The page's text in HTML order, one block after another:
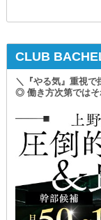
「いきなり入社
そんな方は
まずお試しで働い
実際に確認したう
納得して入社を決
体験入社時の給与
勤務したその日の
成果を受け取れ
【ミュウミュウ】
まずは自分にピ
－－－－－－－
…～集客率バツグ
当店はエリアでも
土地柄オシャレな
毎日多くのお客様
「長期間活躍でき
「不安定さとは無
そんな方は、ぜ
安定してお仕事
…～初月から高収
CLUB
＼『やる気』重視で
◎ 働き方次第ではそ